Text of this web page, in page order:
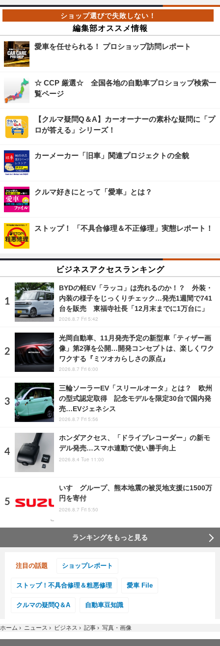
編集部オススメ情報
愛車を任せられる！ プロショップ訪問レポート
☆ CCP 厳選☆ 全国各地の自動車プロショップ検索一
覧ページ
【クルマ疑問Q＆A】カーオーナーの素朴な疑問に「プ
ロが答える」シリーズ！
カーメーカー「旧車」関連プロジェクトの全貌
クルマ好きにとって「愛車」とは？
ストップ！ 「不具合修理＆不正修理」実態レポート！
ビジネスアクセスランキング
BYDの軽EV「ラッコ」は売れるのか！？ 外装・
内装の様子をじっくりチェック…発売1週間で741
台を販売 東福寺社長「12月末までに1万台に」
2026.8.7 Fri 5:42
光岡自動車、11月発売予定の新型車「ティザー画
像」第2弾を公開…開発コンセプトは、楽しくワク
ワクする『ミツオカらしさの原点』
2026.8.7 Fri 6:00
三輪ソーラーEV「スリールオータ」とは？ 欧州
の型式認定取得 記念モデルを限定30台で国内発
売…EVジェネシス
2026.8.7 Fri 5:56
ホンダアクセス、「ドライブレコーダー」の新モ
デル発売…スマホ連動で使い勝手向上
2026.8.4 Tue 11:00
いすゞグループ、熊本地震の被災地支援に1500万
円を寄付
2026.8.7 Fri 5:50
ランキングをもっと見る
注目の話題 ショップレポート
ストップ！不具合修理＆粗悪修理 愛車 File
クルマの疑問Q＆A 自動車豆知識
ホーム › ニュース › ビジネス › 記事 › 写真・画像